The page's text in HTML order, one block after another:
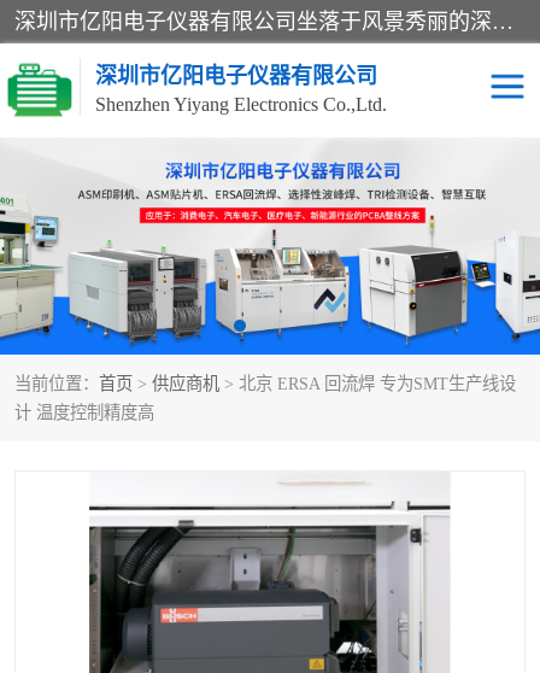
深圳市亿阳电子仪器有限公司坐落于风景秀丽的深圳市光明区，集SMT设备销售务为一体，努力为客户提供电子装配解决方案。与行业**SMT设备厂商：ASM（印刷机，锡膏检查机，贴片机），德国ERSA（爱莎）建立了稳固的代理合作关系，销售的设备一直保持**电子装配行业未来发展方向，能够满足客户各种繁杂产品的生产应用。
深圳市亿阳电子仪器有限公司
Shenzhen Yiyang Electronics Co.,Ltd.
当前位置： 首页 > 供应商机 > 北京 ERSA 回流焊 专为SMT生产线设
计 温度控制精度高
SX全自动高速贴片机 E系列中速贴片机
NeoHorizon全自动锡膏印
刷机
选择性波峰焊
VERSAFLOW-335
回流焊HOTFLOW 3/20e 波峰焊
BGA返修台HR600/2 自动光学检测TR7700QE
TR5001
自动光学检测TR7710 XS全自动高速贴片机
TX 全自动高速贴片机